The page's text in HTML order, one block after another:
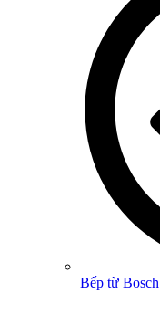
Bếp từ Bosch